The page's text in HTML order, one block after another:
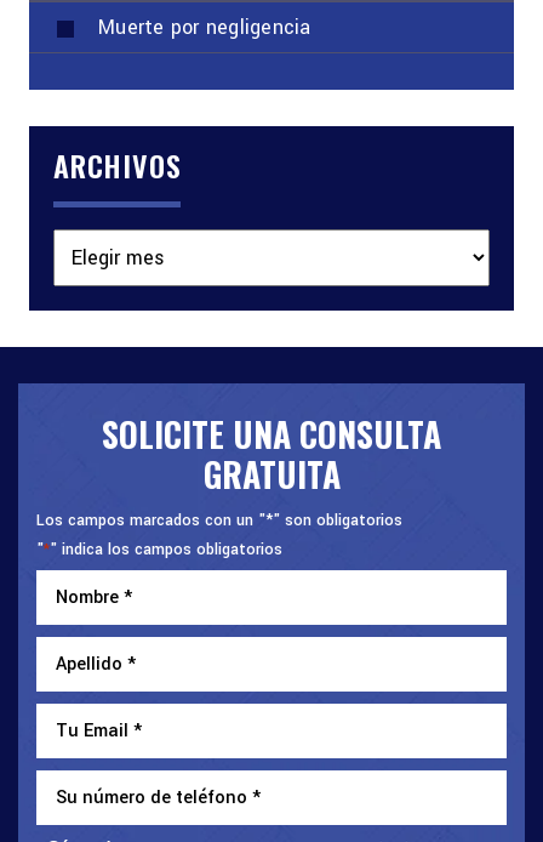
Muerte por negligencia
ARCHIVOS
SOLICITE UNA CONSULTA
GRATUITA
Los campos marcados con un "*" son obligatorios
"*" indica los campos obligatorios